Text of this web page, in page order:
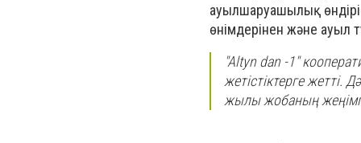
ауылшаруашылық
өнімдерінен және
"Altyn dan -1"
жетістіктерге жетті.
жылы жобаның